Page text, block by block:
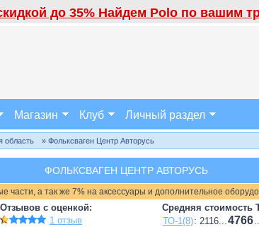
до 35% Найдем Polo по вашим
Магазин Клуб Личный раздел
область » Фольксваген Центр Авторусь
ФОЛЬКСВАГЕН ЦЕНТР АВТОРУСЬ
части, а так же 7% на аксессуары и дополнительное
Отзывов с оценкой:
1 отзыв
Средняя стоимость
ТО-1(8): 2116...4766